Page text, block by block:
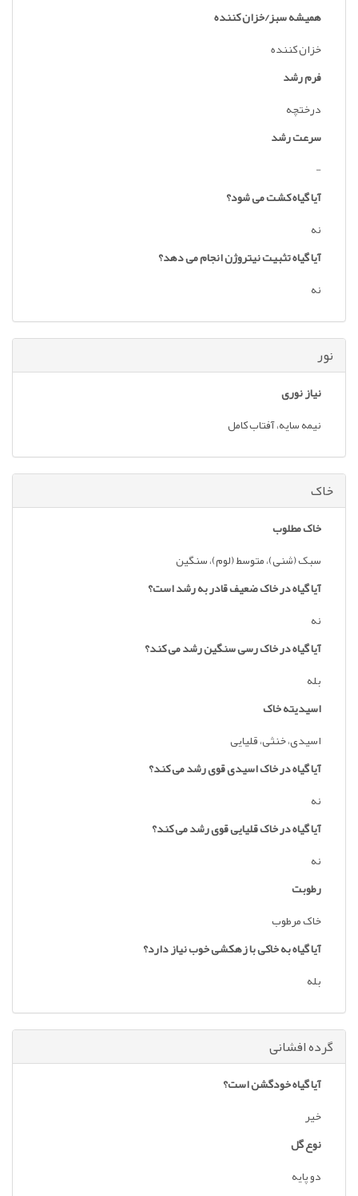
همیشه سبز/خزان کننده
خزان کننده
فرم رشد
درختچه
سرعت رشد
-
آیا گیاه کشت می شود؟
نه
آیا گیاه تثبیت نیتروژن انجام می دهد؟
نه
نور
نیاز نوری
نیمه سایه، آفتاب کامل
خاک
خاک مطلوب
سبک (شنی)، متوسط (لوم)، سنگین
آیا گیاه در خاک ضعیف قادر به رشد است؟
نه
آیا گیاه در خاک رسی سنگین رشد می کند؟
بله
اسیدیته خاک
اسیدی، خنثی، قلیایی
آیا گیاه در خاک اسیدی قوی رشد می کند؟
نه
آیا گیاه در خاک قلیایی قوی رشد می کند؟
نه
رطوبت
خاک مرطوب
آیا گیاه به خاکی با زهکشی خوب نیاز دارد؟
بله
گرده افشانی
آیا گیاه خودگشن است؟
خیر
نوع گل
دو پایه